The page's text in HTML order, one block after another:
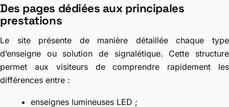
Des pages dédiées aux principales
prestations
Le site présente de manière détaillée chaque type
d’enseigne ou solution de signalétique. Cette structure
permet aux visiteurs de comprendre rapidement les
différences entre :
enseignes lumineuses LED ;